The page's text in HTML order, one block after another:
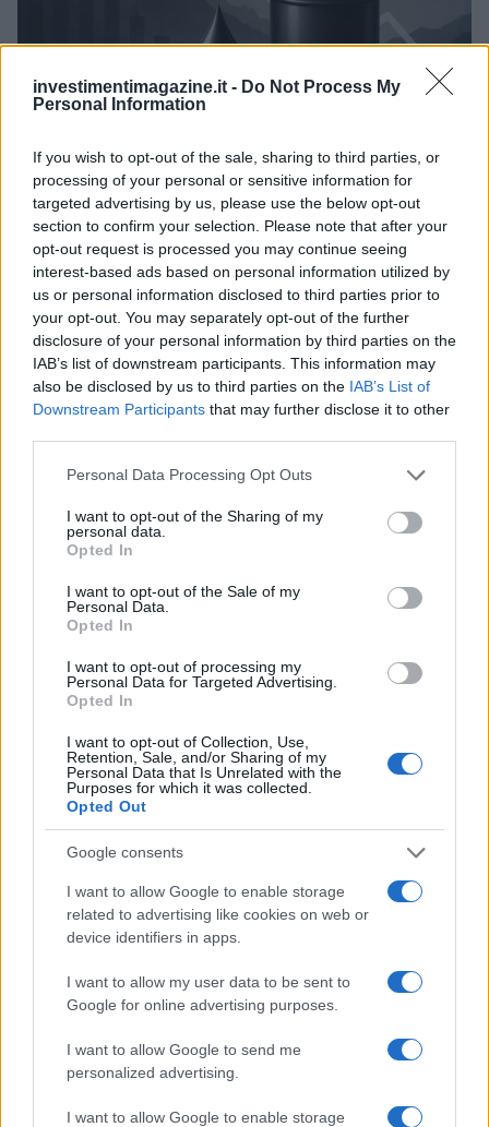
investimentimagazine.it - Do Not Process My
Personal Information
If you wish to opt-out of the sale, sharing to third parties, or
processing of your personal or sensitive information for
targeted advertising by us, please use the below opt-out
section to confirm your selection. Please note that after your
opt-out request is processed you may continue seeing
interest-based ads based on personal information utilized by
us or personal information disclosed to third parties prior to
your opt-out. You may separately opt-out of the further
disclosure of your personal information by third parties on the
IAB’s list of downstream participants. This information may
also be disclosed by us to third parties on the IAB’s List of
Downstream Participants that may further disclose it to other
Please note that this website/app uses one or more Google
not limited to your visit or usage behaviour. You may click to
grant or deny consent to Google and its third-party tags to
use your data for below specified purposes in below Google
consent section.
Personal Data Processing Opt Outs
I want to opt-out of the Sharing of my
personal data.
Opted In
I want to opt-out of the Sale of my
Personal Data.
Opted In
I want to opt-out of processing my
Personal Data for Targeted Advertising.
Opted In
I want to opt-out of Collection, Use,
Retention, Sale, and/or Sharing of my
Personal Data that Is Unrelated with the
Purposes for which it was collected.
Opted Out
Google consents
I want to allow Google to enable storage
related to advertising like cookies on web or
device identifiers in apps.
I want to allow my user data to be sent to
Google for online advertising purposes.
I want to allow Google to send me
personalized advertising.
I want to allow Google to enable storage
Petrolio in calo: Brent a 91,82$, ribassi a due cifre per greggio
e oro
Andrea Innocenti · 5 Ago 2026
NEWS
ponderazione
Redazione · 5 Ago 2026
QUOTAZIONI CRYPTO
Nome Prezzo
Eureka Bridged PAX
Gold (Terra
Kinza Babylon Staked
(KBTC)
Morpho Vault
(STEAKEURCV)
$100,000,000,000,000.00